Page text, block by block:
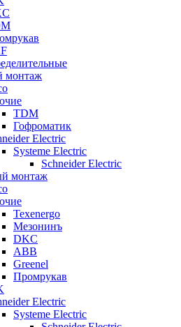
монтаж
TDM
Гофроматик
Electric
Systeme Electric
Schneider Electric
монтаж
Texenergo
Мезонинъ
DKC
ABB
Greenel
Промрукав
Electric
Systeme Electric